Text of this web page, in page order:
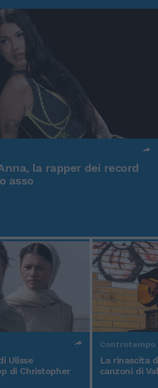
la rapper dei record
asso
Ulisse
di Christopher
Controtempo
La rinascita
canzoni di